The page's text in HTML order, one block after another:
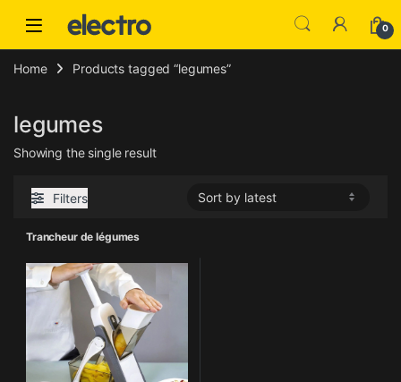
0
Home Products tagged “legumes”
legumes
Showing the single result
Filters
Trancheur de légumes